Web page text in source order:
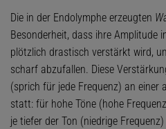
Die in der Endolymphe erzeugten
Besonderheit, dass ihre Amplitude
plötzlich drastisch verstärkt wird,
scharf abzufallen. Diese
(sprich für jede Frequenz) an einer
statt: für hohe Töne (hohe
je tiefer der Ton (niedrige